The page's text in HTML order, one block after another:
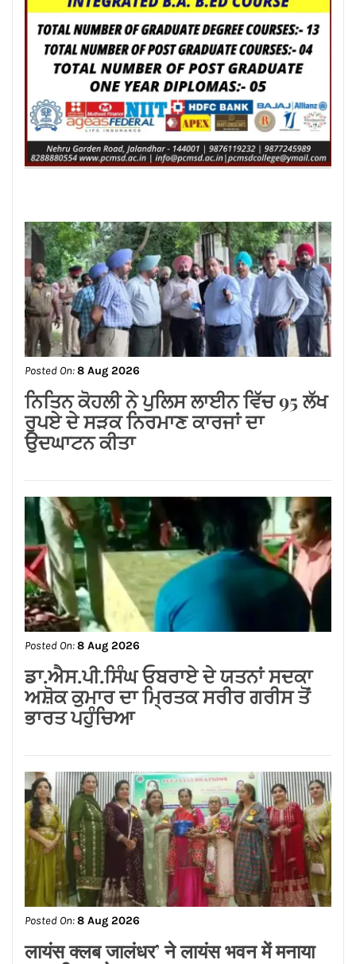
Posted On:8 Aug 2026
ਨਿਤਿਨ ਕੋਹਲੀ ਨੇ ਪੁਲਿਸ ਲਾਈਨ ਵਿੱਚ 95 ਲੱਖ
ਰੁਪਏ ਦੇ ਸੜਕ ਨਿਰਮਾਣ ਕਾਰਜਾਂ ਦਾ
ਉਦਘਾਟਨ ਕੀਤਾ